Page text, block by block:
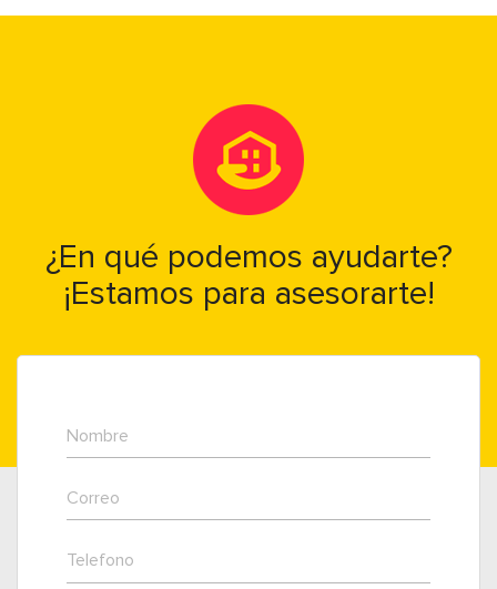
¿En qué podemos ayudarte?
¡Estamos para asesorarte!